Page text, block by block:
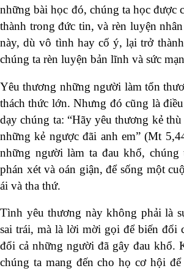
những bài học đó, chúng ta học được
thành trong đức tin, và rèn luyện
này, dù vô tình hay cố ý, lại trở
chúng ta rèn luyện bản lĩnh và sức
Yêu thương những người làm tổn
thách thức lớn. Nhưng đó cũng là
dạy chúng ta: “Hãy yêu thương kẻ
những kẻ ngược đãi anh em” (Mt
những người làm ta đau khổ, chúng
phán xét và oán giận, để sống một
ái và tha thứ.
Tình yêu thương này không phải là
sai trái, mà là lời mời gọi để biến đổi
đổi cả những người đã gây đau khổ.
chúng ta mang đến cho họ cơ hội